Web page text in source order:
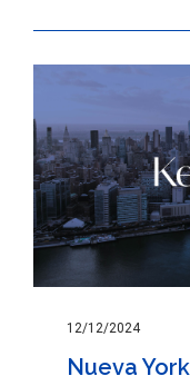
12/12/2024
Nueva